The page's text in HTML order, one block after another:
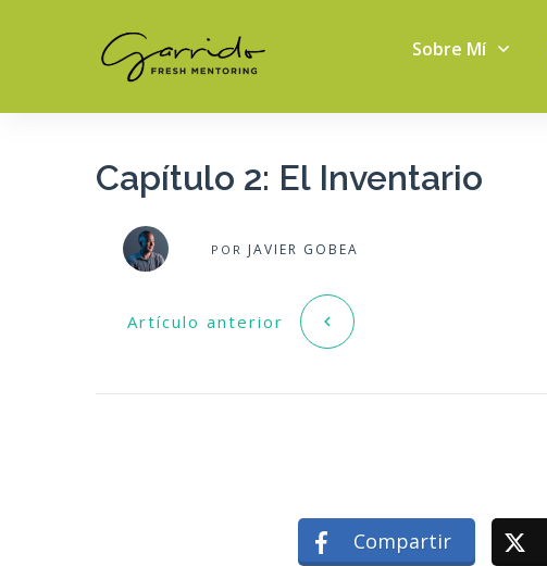
Sobre Mí
Capítulo 2: El Inventario
POR JAVIER GOBEA
Artículo anterior
Compartir